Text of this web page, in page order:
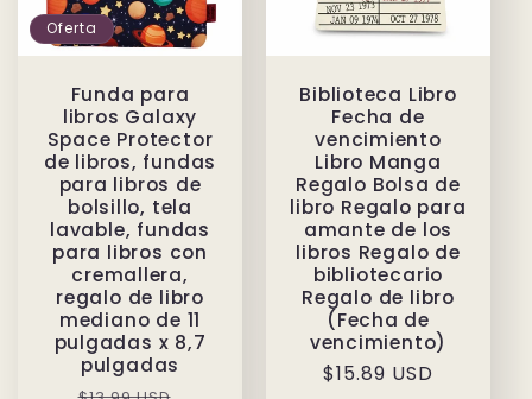
Oferta
Funda para
libros Galaxy
Space Protector
de libros, fundas
para libros de
bolsillo, tela
lavable, fundas
para libros con
cremallera,
regalo de libro
mediano de 11
pulgadas x 8,7
pulgadas
Biblioteca Libro
Fecha de
vencimiento
Libro Manga
Regalo Bolsa de
libro Regalo para
amante de los
libros Regalo de
bibliotecario
Regalo de libro
(Fecha de
vencimiento)
Precio
$15.89 USD